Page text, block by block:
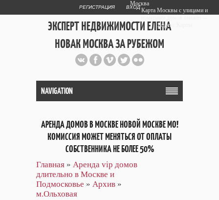
РЕГИСТРАЦИЯ ВХОД
ЭКСПЕРТ НЕДВИЖИМОСТИ ЕЛЕНА
НОВАК МОСКВА ЗА РУБЕЖОМ
Публичный сайт эксперта автора
web дизайнера+7 903 708 1884
NAVIGATION
АРЕНДА ДОМОВ В МОСКВЕ НОВОЙ МОСКВЕ МО!
КОМИССИЯ МОЖЕТ МЕНЯТЬСЯ ОТ ОПЛАТЫ
СОБСТВЕННИКА НЕ БОЛЕЕ 50%
Главная » Аренда vip домов
длительно в Москве и
Подмосковье » Архив »
м.Ольховая
Москва
Карта Москвы с улицами и
Яндекс.Карты